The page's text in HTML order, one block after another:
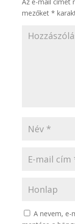
Az e-mail címet
mezőket *
A nevem, e-